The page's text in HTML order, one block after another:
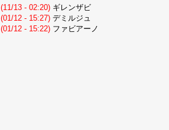
(11/13 - 02:20) ギレンザビ
(01/12 - 15:27) デミルジュ
(01/12 - 15:22) ファビアーノ